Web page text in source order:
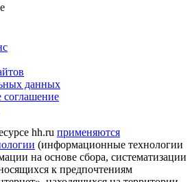
данных
соглашение
hh.ru применяются
(информационные технологии
на основе сбора, систематизации
к предпочтениям